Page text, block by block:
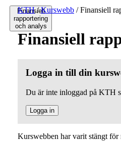
Finansiell
rapportering
och analys
KTH / Kurswebb /Finansiell
Finansiell
Logga in till din
Du är inte inloggad på KTH
Logga in
Kurswebben har varit stängt för